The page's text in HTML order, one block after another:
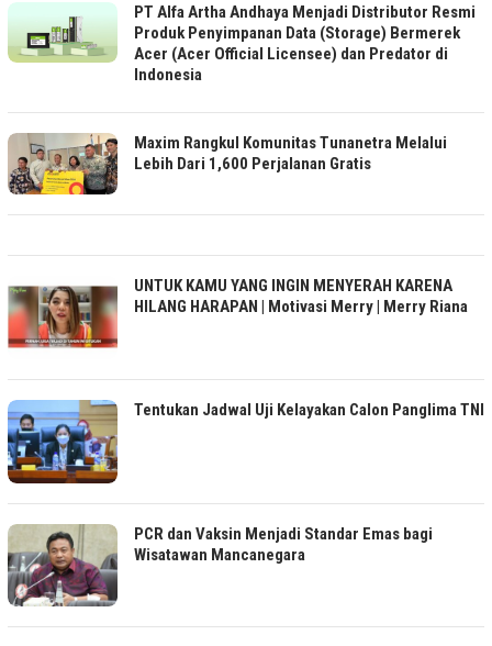
PT Alfa Artha Andhaya Menjadi Distributor Resmi
Produk Penyimpanan Data (Storage) Bermerek
Acer (Acer Official Licensee) dan Predator di
Indonesia
Maxim Rangkul Komunitas Tunanetra Melalui
Lebih Dari 1,600 Perjalanan Gratis
UNTUK KAMU YANG INGIN MENYERAH KARENA
HILANG HARAPAN | Motivasi Merry | Merry Riana
Tentukan Jadwal Uji Kelayakan Calon Panglima TNI
PCR dan Vaksin Menjadi Standar Emas bagi
Wisatawan Mancanegara